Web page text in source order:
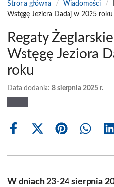
Strona główna / Wiadomości /
Wstęgę Jeziora Dadaj w 2025 roku
Regaty
Wstęgę Jeziora
roku
Data dodania: 8 sierpnia 2025 r.
Share
Share
(Twitter)
Share Share
W dniach 23-24 sierpnia